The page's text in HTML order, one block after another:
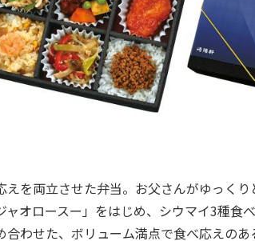
を両立させた弁当。お父さんがゆっくり
オロースー」をはじめ、シウマイ3種食
わせた、ボリューム満点で食べ応えのあ